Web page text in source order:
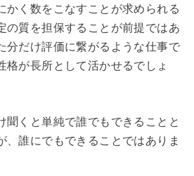
かく数をこなすことが求められる
の質を担保することが前提ではあ
分だけ評価に繋がるような仕事で
格が長所として活かせるでしょ
聞くと単純で誰でもできることと
、誰にでもできることではありま